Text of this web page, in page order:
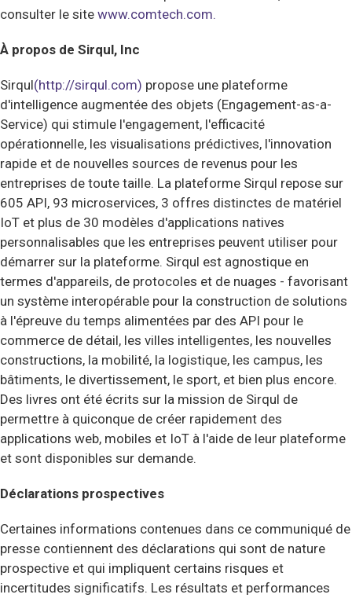
consulter le site www.comtech.com.
À propos de Sirqul, Inc
Sirqul(http://sirqul.com) propose une plateforme
d'intelligence augmentée des objets (Engagement-as-a-
Service) qui stimule l'engagement, l'efficacité
opérationnelle, les visualisations prédictives, l'innovation
rapide et de nouvelles sources de revenus pour les
entreprises de toute taille. La plateforme Sirqul repose sur
605 API, 93 microservices, 3 offres distinctes de matériel
IoT et plus de 30 modèles d'applications natives
personnalisables que les entreprises peuvent utiliser pour
démarrer sur la plateforme. Sirqul est agnostique en
termes d'appareils, de protocoles et de nuages - favorisant
un système interopérable pour la construction de solutions
à l'épreuve du temps alimentées par des API pour le
commerce de détail, les villes intelligentes, les nouvelles
constructions, la mobilité, la logistique, les campus, les
bâtiments, le divertissement, le sport, et bien plus encore.
Des livres ont été écrits sur la mission de Sirqul de
permettre à quiconque de créer rapidement des
applications web, mobiles et IoT à l'aide de leur plateforme
et sont disponibles sur demande.
Déclarations prospectives
Certaines informations contenues dans ce communiqué de
presse contiennent des déclarations qui sont de nature
prospective et qui impliquent certains risques et
incertitudes significatifs. Les résultats et performances